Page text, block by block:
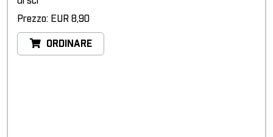
Prezzo: EUR 8,90
ORDINARE